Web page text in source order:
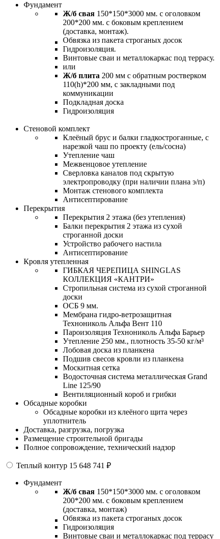
Фундамент
Ж/б свая 150*150*3000 мм. с оголовком
200*200 мм. с боковым креплением
(доставка, монтаж).
Обвязка из пакета строганых досок
Гидроизоляция.
Винтовые сваи и металлокаркас под террасу.
или
Ж/б плита 200 мм с обратным ростверком
110(h)*200 мм, с закладными под
коммуникации
Подкладная доска
Гидроизоляция
Стеновой комплект
Клеёный брус и балки гладкостроганные, с
нарезкой чаш по проекту (ель/сосна)
Утепление чаш
Межвенцовое утепление
Сверловка каналов под скрытую
электропроводку (при наличии плана э/п)
Монтаж стенового комплекта
Антисептирование
Перекрытия
Перекрытия 2 этажа (без утепления)
Балки перекрытия 2 этажа из сухой
строганной доски
Устройство рабочего настила
Антисептирование
Кровля утепленная
ГИБКАЯ ЧЕРЕПИЦА SHINGLAS
КОЛЛЕКЦИЯ «КАНТРИ»
Стропильная система из сухой строганной
доски
ОСБ 9 мм.
Мембрана гидро-ветрозащитная
Технониколь Альфа Вент 110
Пароизоляция Технониколь Альфа Барьер
Утепление 250 мм., плотность 35-50 кг/м³
Лобовая доска из планкена
Подшив свесов кровли из планкена
Москитная сетка
Водосточная система металлическая Grand
Line 125/90
Вентиляционный короб и грибки
Обсадные коробки
Обсадные коробки из клеёного щита через
уплотнитель
Доставка, разгрузка, погрузка
Размещение строительной бригады
Полное сопровождение, технический надзор
Теплый контур 15 648 741 ₽
Фундамент
Ж/б свая 150*150*3000 мм. с оголовком
200*200 мм. с боковым креплением
(доставка, монтаж)
Обвязка из пакета строганых досок
Гидроизоляция
Винтовые сваи и металлокаркас под террасу